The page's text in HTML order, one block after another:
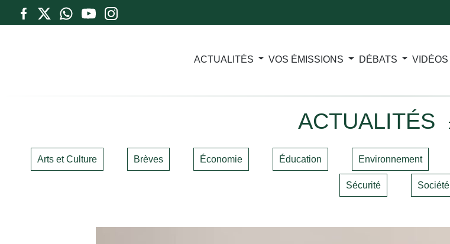
ACTUALITÉS VOS ÉMISSIONS DÉBATS VIDÉOS
ACTUALITÉS
Arts et Culture Brèves Économie Éducation Environnement
Sécurité Société